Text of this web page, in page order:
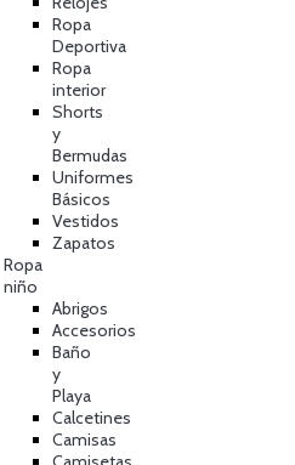
Ropa
Deportiva
Ropa
interior
Shorts
y
Bermudas
Uniformes
Básicos
Vestidos
Zapatos
Ropa
niño
Abrigos
Accesorios
Baño
y
Playa
Calcetines
Camisas